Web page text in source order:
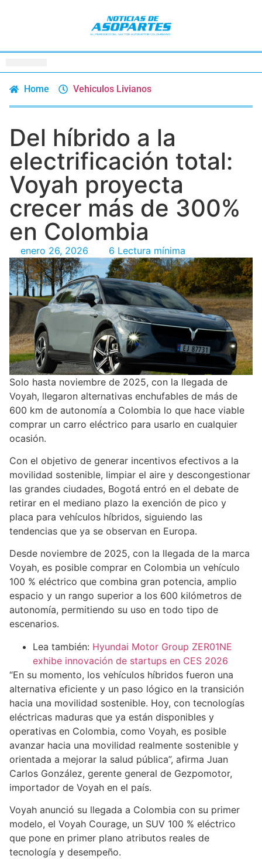
Home Vehiculos Livianos
Del híbrido a la
electrificación total:
Voyah proyecta
crecer más de 300%
en Colombia
enero 26, 2026 6 Lectura mínima
Solo hasta noviembre de 2025, con la llegada de
Voyah, llegaron alternativas enchufables de más de
600 km de autonomía a Colombia lo que hace viable
comprar un carro eléctrico para usarlo en cualquier
ocasión.
Con el objetivo de generar incentivos efectivos a la
movilidad sostenible, limpiar el aire y descongestionar
las grandes ciudades, Bogotá entró en el debate de
retirar en el mediano plazo la exención de pico y
placa para vehículos híbridos, siguiendo las
tendencias que ya se observan en Europa.
Desde noviembre de 2025, con la llegada de la marca
Voyah, es posible comprar en Colombia un vehículo
100 % eléctrico que combina gran potencia, amplio
espacio y un rango superior a los 600 kilómetros de
autonomía, permitiendo su uso en todo tipo de
escenarios.
Lea también: Hyundai Motor Group ZER01NE
exhibe innovación de startups en CES 2026
“En su momento, los vehículos híbridos fueron una
alternativa eficiente y un paso lógico en la transición
hacia una movilidad sostenible. Hoy, con tecnologías
eléctricas maduras que ya están disponibles y
operativas en Colombia, como Voyah, es posible
avanzar hacia una movilidad realmente sostenible y
orientada a mejorar la salud pública”, afirma Juan
Carlos González, gerente general de Gezpomotor,
importador de Voyah en el país.
Voyah anunció su llegada a Colombia con su primer
modelo, el Voyah Courage, un SUV 100 % eléctrico
que pone en primer plano atributos reales de
tecnología y desempeño.